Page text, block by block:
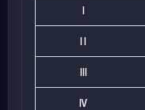
Ⅰ
Ⅱ
Ⅲ
Ⅳ